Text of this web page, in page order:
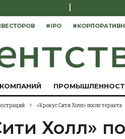
|
#IPO
«Крокус Сити Холл» после теракта
Холл»